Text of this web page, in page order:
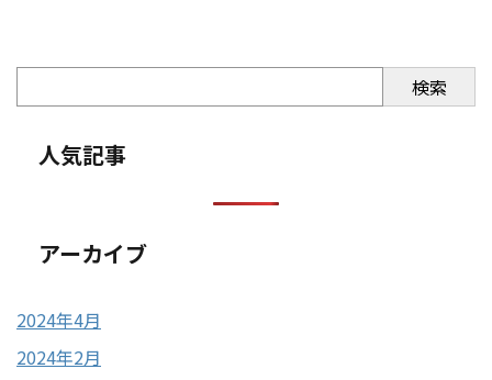
検索
人気記事
アーカイブ
2024年4月
2024年2月